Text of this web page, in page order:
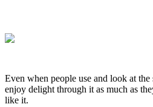
Even when people use and look at the
enjoy delight through it as much as
like it.